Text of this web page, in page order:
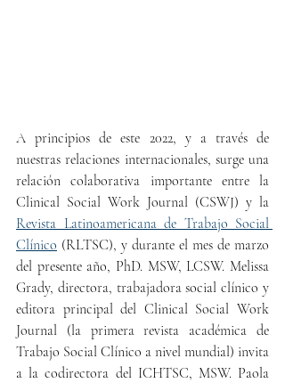
A principios de este 2022, y a través de
nuestras relaciones internacionales, surge una
relación colaborativa importante entre la
Revista Latinoamericana de Trabajo Social
Clínico (RLTSC), y durante el mes de marzo
del presente año, PhD. MSW, LCSW. Melissa
Grady, directora, trabajadora social clínico y
editora principal del Clinical Social Work
Journal (la primera revista académica de
Trabajo Social Clínico a nivel mundial) invita
a la codirectora del ICHTSC, MSW. Paola